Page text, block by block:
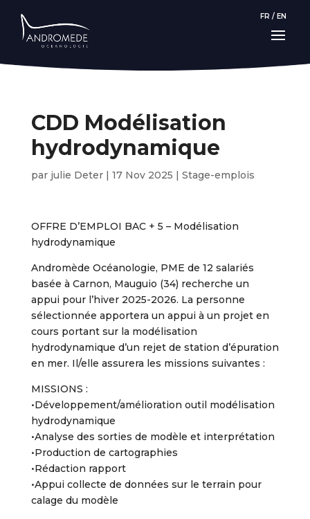
FR / EN
CDD Modélisation
hydrodynamique
par julie Deter| 17 Nov 2025 | Stage-emplois
OFFRE D’EMPLOI BAC + 5 – Modélisation
hydrodynamique
Andromède Océanologie, PME de 12 salariés
basée à Carnon, Mauguio (34) recherche un
appui pour l’hiver 2025-2026. La personne
sélectionnée apportera un appui à un projet en
cours portant sur la modélisation
hydrodynamique d’un rejet de station d’épuration
en mer. Il/elle assurera les missions suivantes :
MISSIONS :
•Développement/amélioration outil modélisation
hydrodynamique
•Analyse des sorties de modèle et interprétation
•Production de cartographies
•Rédaction rapport
•Appui collecte de données sur le terrain pour
calage du modèle